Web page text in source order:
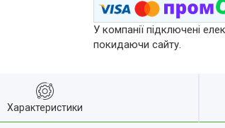
У компанії підключені
покидаючи сайту.
Характеристики